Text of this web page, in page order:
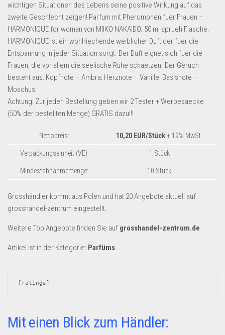
Sport & Freizeit
Uhren & Schmuck
Wohnen & Einrichten
Restposten-Angebote
Restposten für Privatpersonen
Sonderposten-Angebote
Amazon
Aldi
Lidl
Kostenlos verkaufen
Kostenlos Registrieren
wichtigen Situationen des Lebens seine positive Wirkung auf das
zweite Geschlecht zeigen! Parfum mit Pheromonen fuer Frauen –
HARMONIQUE for woman von MIIKO NAKAIDO. 50 ml sprueh Flasche.
HARMONIQUE ist ein wohlriechende weiblicher Duft der fuer die
Entspannung in jeder Situation sorgt. Der Duft eignet sich fuer die
Frauen, die vor allem die seelische Ruhe schaetzen. Der Geruch
besteht aus: Kopfnote – Ambra; Herznote – Vanille; Basisnote –
Moschus.
Achtung! Zur jeden Bestellung geben wir 2 Tester + Werbesaecke
(50% der bestellten Menge) GRATIS dazu!!!
Nettopreis: 10,20 EUR/Stück+ 19% MwSt.
Verpackungseinheit (VE): 1 Stück
Mindestabnahmemenge: 10 Stück
Grosshändler kommt aus Polen und hat 20 Angebote aktuell auf
grosshandel-zentrum eingestellt.
Weitere Top Angebote finden Sie auf grosshandel-zentrum.de
Artikel ist in der Kategorie: Parfüms
[ratings]
Mit einen Blick zum Händler: